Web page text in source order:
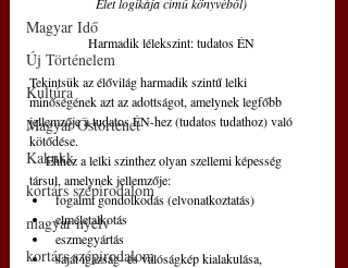
Magyar Idő
Új Történelem
Kultúra
Magyar Őstörténet
Kakukk
kortárs szépirodalom
magyar nyelv
kortárs szépirodalom
Harmadik lélekszint: tudatos ÉN
Tekintsük az élővilág harmadik szintű lelki
minőségének azt az adottságot, amelynek legfőbb
jellemzője a tudatos ÉN-hez (tudatos tudathoz) való
kötődése.
     Ehhez a lelki szinthez olyan szellemi képesség
társul, amelynek jellemzője:
fogalmi gondolkodás (elvonatkoztatás)
elméletalkotás
eszmegyártás
saját igazság- és valóságkép kialakulása,